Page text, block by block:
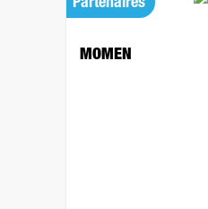
Partenaires
MOMEN